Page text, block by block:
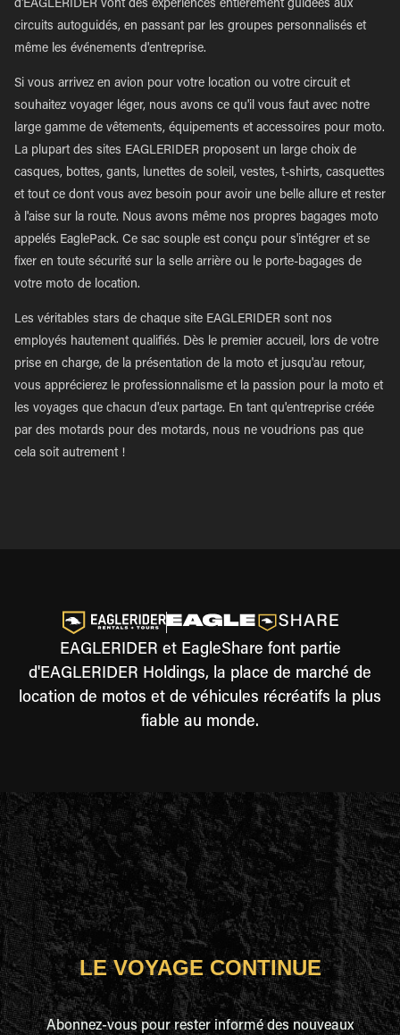
d'EAGLERIDER vont des expériences entièrement guidées aux
circuits autoguidés, en passant par les groupes personnalisés et
même les événements d'entreprise.
Si vous arrivez en avion pour votre location ou votre circuit et
souhaitez voyager léger, nous avons ce qu'il vous faut avec notre
large gamme de vêtements, équipements et accessoires pour moto.
La plupart des sites EAGLERIDER proposent un large choix de
casques, bottes, gants, lunettes de soleil, vestes, t-shirts, casquettes
et tout ce dont vous avez besoin pour avoir une belle allure et rester
à l'aise sur la route. Nous avons même nos propres bagages moto
appelés EaglePack. Ce sac souple est conçu pour s'intégrer et se
fixer en toute sécurité sur la selle arrière ou le porte-bagages de
votre moto de location.
Les véritables stars de chaque site EAGLERIDER sont nos
employés hautement qualifiés. Dès le premier accueil, lors de votre
prise en charge, de la présentation de la moto et jusqu'au retour,
vous apprécierez le professionnalisme et la passion pour la moto et
les voyages que chacun d'eux partage. En tant qu'entreprise créée
par des motards pour des motards, nous ne voudrions pas que
cela soit autrement !
EAGLERIDER et EagleShare font partie
d'EAGLERIDER Holdings, la place de marché de
location de motos et de véhicules récréatifs la plus
fiable au monde.
LE VOYAGE CONTINUE
Abonnez-vous pour rester informé des nouveaux